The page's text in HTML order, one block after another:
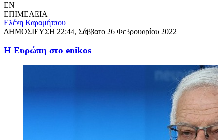
EN
ΕΠΙΜΕΛΕΙΑ
Ελένη Καραμήτσου
ΔΗΜΟΣΙΕΥΣΗ 22:44, Σάββατο 26 Φεβρουαρίου 2022
Η Ευρώπη στο enikos